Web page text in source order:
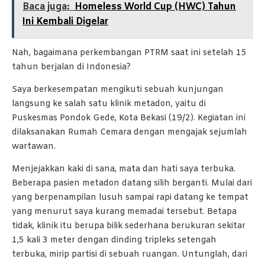
Baca juga: Homeless World Cup (HWC) Tahun
Ini Kembali Digelar
Nah, bagaimana perkembangan PTRM saat ini setelah 15
tahun berjalan di Indonesia?
Saya berkesempatan mengikuti sebuah kunjungan
langsung ke salah satu klinik metadon, yaitu di
Puskesmas Pondok Gede, Kota Bekasi (19/2). Kegiatan ini
dilaksanakan Rumah Cemara dengan mengajak sejumlah
wartawan.
Menjejakkan kaki di sana, mata dan hati saya terbuka.
Beberapa pasien metadon datang silih berganti. Mulai dari
yang berpenampilan lusuh sampai rapi datang ke tempat
yang menurut saya kurang memadai tersebut. Betapa
tidak, klinik itu berupa bilik sederhana berukuran sekitar
1,5 kali 3 meter dengan dinding tripleks setengah
terbuka, mirip partisi di sebuah ruangan. Untunglah, dari